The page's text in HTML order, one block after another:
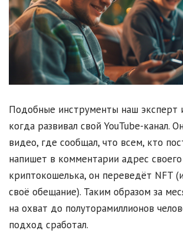
Подобные инструменты наш эксперт
когда развивал свой YouTube-канал.
видео, где сообщал, что всем, кто
напишет в комментарии адрес своего
криптокошелька, он переведёт NFT
своё обещание). Таким образом за
на охват до полуторамиллионов
подход сработал.